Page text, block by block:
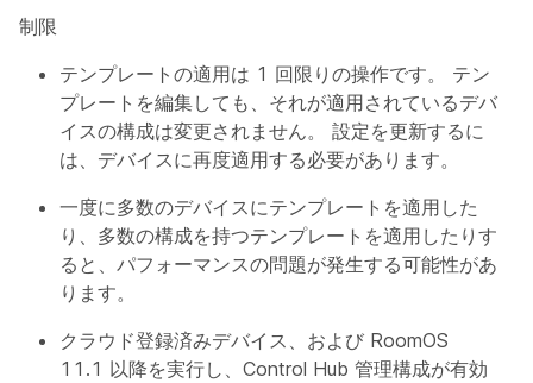
制限
テンプレートの適用は 1 回限りの操作です。 テン
プレートを編集しても、それが適用されているデバ
イスの構成は変更されません。 設定を更新するに
は、デバイスに再度適用する必要があります。
一度に多数のデバイスにテンプレートを適用した
り、多数の構成を持つテンプレートを適用したりす
ると、パフォーマンスの問題が発生する可能性があ
ります。
クラウド登録済みデバイス、および RoomOS
11.1 以降を実行し、Control Hub 管理構成が有効